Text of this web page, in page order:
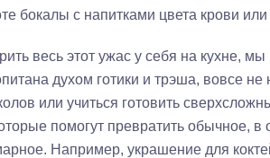
бокалы с напитками цвета крови
весь этот ужас у себя на кухне,
духом готики и трэша, вовсе
или учиться готовить
помогут превратить обычное,
Например, украшение для